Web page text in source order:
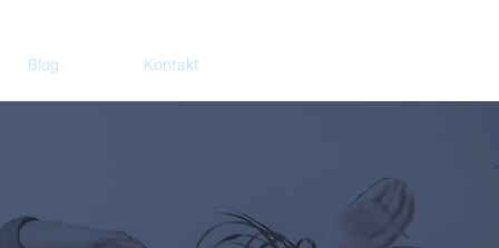
Blog Kontakt